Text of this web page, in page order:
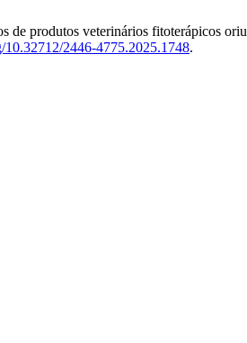
de produtos veterinários fitoterápicos
10.32712/2446-4775.2025.1748.